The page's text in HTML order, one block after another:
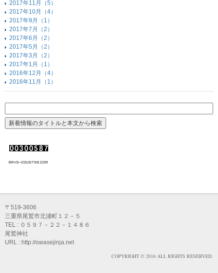
2017年11月（5）
2017年10月（4）
2017年9月（1）
2017年7月（2）
2017年6月（2）
2017年5月（2）
2017年3月（2）
2017年1月（1）
2016年12月（4）
2016年11月（1）
〒519-3606
三重県尾鷲市北浦町１２－５
TEL : ０５９７－２２－１４８６
尾鷲神社
URL : http://owasejinja.net
COPYRIGHT © 2016 ALL RIGHTS RESERVED.